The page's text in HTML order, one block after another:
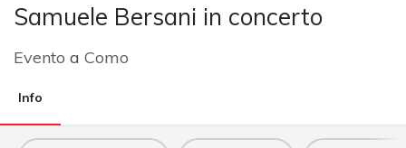
Samuele Bersani in concerto
Evento a Como
Info